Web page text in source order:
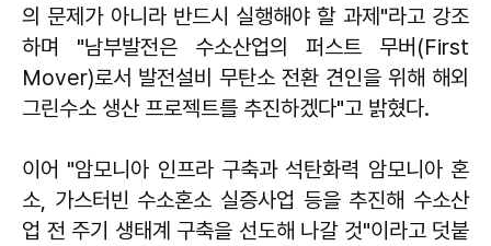
의 문제가 아니라 반드시 실행해야 할 과제"라고 강조
하며 "남부발전은 수소산업의 퍼스트 무버(First
Mover)로서 발전설비 무탄소 전환 견인을 위해 해외
그린수소 생산 프로젝트를 추진하겠다"고 밝혔다.
이어 "암모니아 인프라 구축과 석탄화력 암모니아 혼
소, 가스터빈 수소혼소 실증사업 등을 추진해 수소산
업 전 주기 생태계 구축을 선도해 나갈 것"이라고 덧붙